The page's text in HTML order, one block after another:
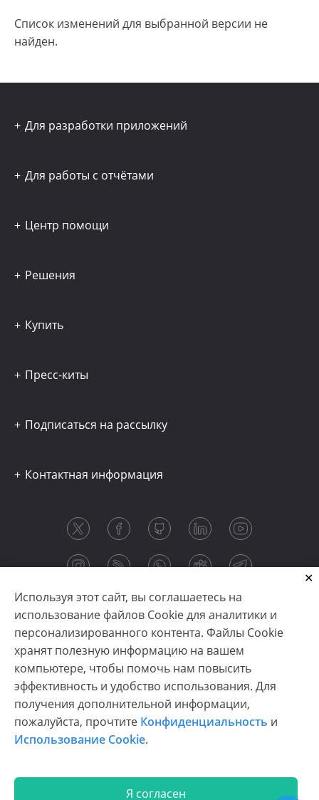
Список изменений для выбранной версии не
найден.
Используя этот сайт, вы соглашаетесь на
использование файлов Cookie для аналитики и
персонализированного контента. Файлы Cookie
хранят полезную информацию на вашем
компьютере, чтобы помочь нам повысить
эффективность и удобство использования. Для
получения дополнительной информации,
пожалуйста, прочтите Конфиденциальность и
Использование Cookie.
Я согласен
Для разработки приложений
Для работы с отчётами
Центр помощи
Решения
Купить
Пресс-киты
Подписаться на рассылку
Контактная информация
Copyright © 2003-2026 CloudReports sp. z o.o. (dba
Stimulsoft). All rights reserved.
Конфиденциальность
En De